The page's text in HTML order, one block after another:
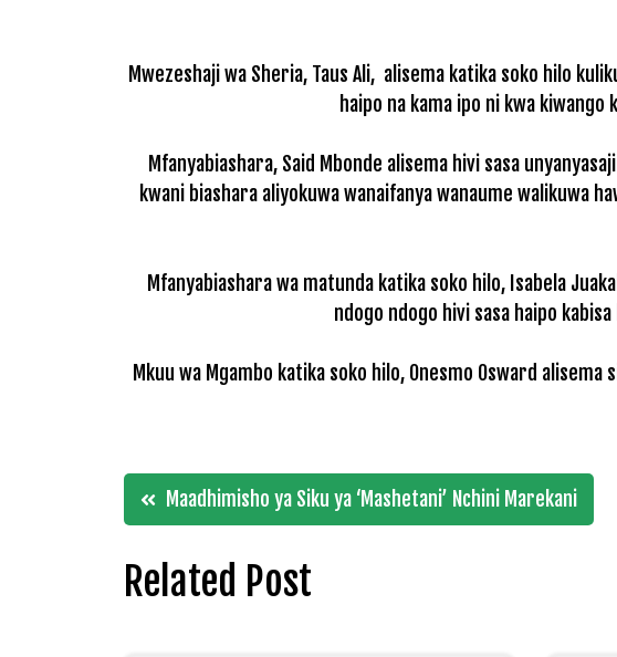
Mwezeshaji wa Sheria, Taus Ali, alisema katika soko hilo
haipo na kama ipo ni kwa kiwango
Mfanyabiashara, Said Mbonde alisema hivi sasa
kwani biashara aliyokuwa wanaifanya wanaume walikuwa
Mfanyabiashara wa matunda katika soko hilo, Isabela
ndogo ndogo hivi sasa haipo
Mkuu wa Mgambo katika soko hilo, Onesmo Osward
Post
navigation
Maadhimisho ya Siku ya ‘Mashetani’ Nchini Marekani
Related Post